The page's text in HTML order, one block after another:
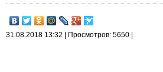
31.08.2018 13:32 | Просмотров: 5650 |